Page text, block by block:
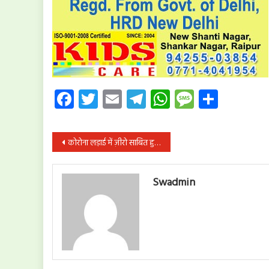
Facebook
Twitter
EmailTelegram
WhatsApp
Message
पोस्ट
नेविगेशन
कोरोना लड़ाई में ज़ीरो साबित हुई प्रदेश सरकार का नकाब उतरा- सुनील सोनी
Swadmin